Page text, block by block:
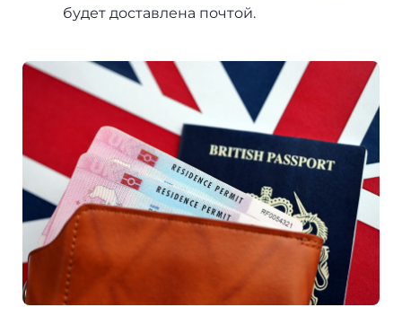
будет доставлена почтой.